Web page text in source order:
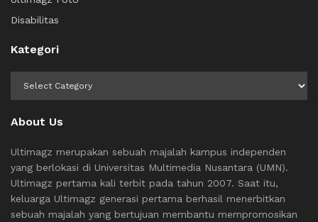
Disabilitas
Kategori
About Us
Ultimagz merupakan sebuah majalah kampus independen
yang berlokasi di Universitas Multimedia Nusantara (UMN).
Ultimagz pertama kali terbit pada tahun 2007. Saat itu,
keluarga Ultimagz generasi pertama berhasil menerbitkan
sebuah majalah yang bertujuan membantu mempromosikan